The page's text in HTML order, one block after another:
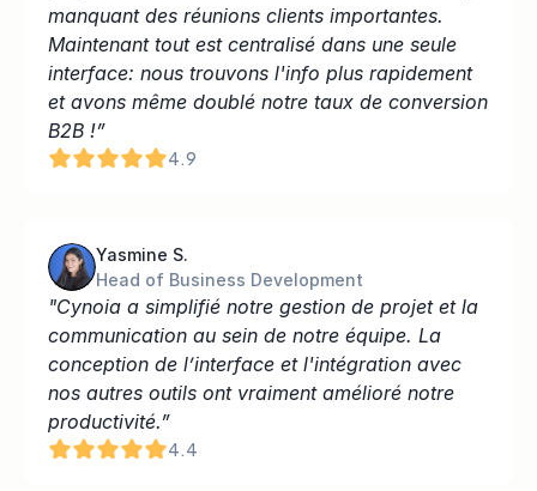
manquant des réunions clients importantes.
Maintenant tout est centralisé dans une seule
interface: nous trouvons l'info plus rapidement
et avons même doublé notre taux de conversion
B2B !”
4.9
Yasmine S.
Head of Business Development
"Cynoia a simplifié notre gestion de projet et la
communication au sein de notre équipe. La
conception de l’interface et l'intégration avec
nos autres outils ont vraiment amélioré notre
productivité.”
4.4